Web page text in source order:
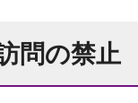
問の禁止